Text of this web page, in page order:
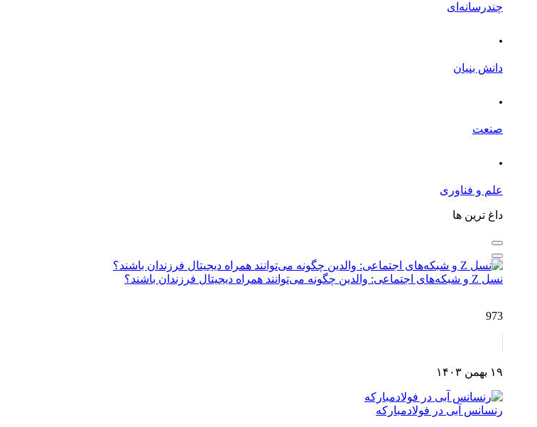
چندرسانه‌ای
.
دانش بنیان
.
صنعت
.
علم و فناوری
داغ ترین ها
نسل Z و شبکه‌های اجتماعی: والدین چگونه می‌توانند همراه دیجیتال فرزندان باشند؟
973
۱۹ بهمن ۱۴۰۳
رنسانس آبی در فولادمبارکه